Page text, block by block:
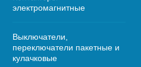
электромагнитные
Выключатели,
переключатели пакетные и
кулачковые